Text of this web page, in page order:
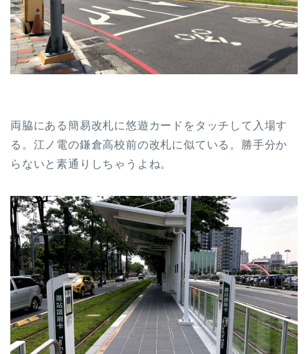
両脇にある簡易改札に悠遊カードをタッチして入場す
る。江ノ電の鎌倉高校前の改札に似ている。勝手分か
らないと素通りしちゃうよね。